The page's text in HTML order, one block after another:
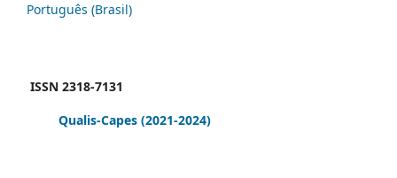
Português (Brasil)
ISSN 2318-7131
Qualis-Capes (2021-2024)